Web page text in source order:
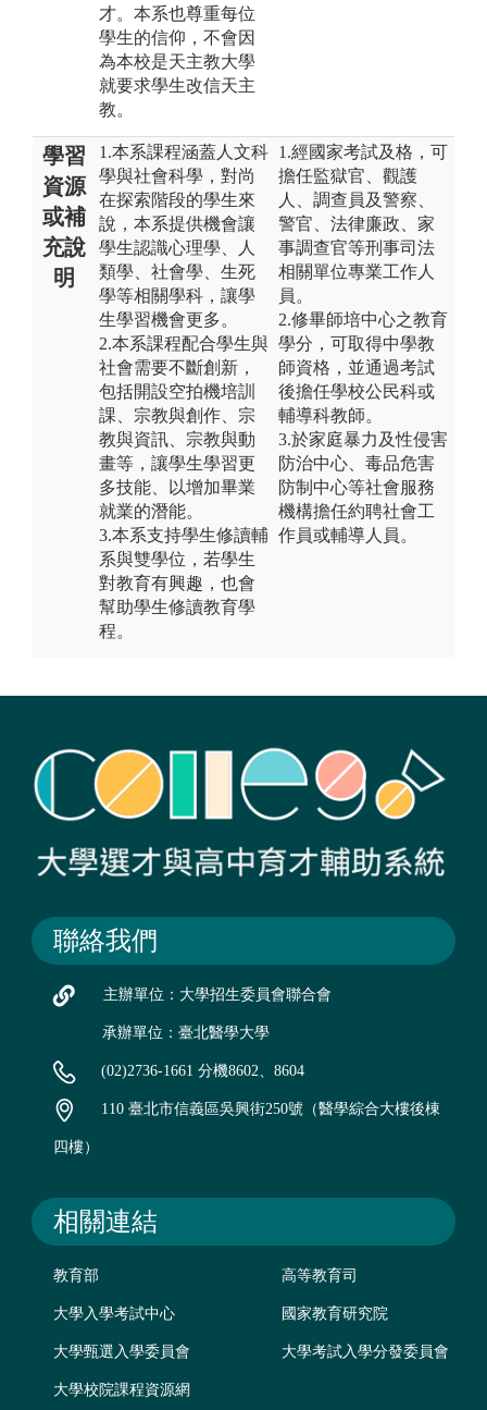
才。本系也尊重每位
學生的信仰，不會因
為本校是天主教大學
就要求學生改信天主
教。
學習
資源
或補
充說
明
1.本系課程涵蓋人文科
學與社會科學，對尚
在探索階段的學生來
說，本系提供機會讓
學生認識心理學、人
類學、社會學、生死
學等相關學科，讓學
生學習機會更多。
2.本系課程配合學生與
社會需要不斷創新，
包括開設空拍機培訓
課、宗教與創作、宗
教與資訊、宗教與動
畫等，讓學生學習更
多技能、以增加畢業
就業的潛能。
3.本系支持學生修讀輔
系與雙學位，若學生
對教育有興趣，也會
幫助學生修讀教育學
程。
1.經國家考試及格，可
擔任監獄官、觀護
人、調查員及警察、
警官、法律廉政、家
事調查官等刑事司法
相關單位專業工作人
員。
2.修畢師培中心之教育
學分，可取得中學教
師資格，並通過考試
後擔任學校公民科或
輔導科教師。
3.於家庭暴力及性侵害
防治中心、毒品危害
防制中心等社會服務
機構擔任約聘社會工
作員或輔導人員。
聯絡我們
主辦單位：大學招生委員會聯合會
承辦單位：臺北醫學大學
(02)2736-1661 分機8602、8604
110 臺北市信義區吳興街250號（醫學綜合大樓後棟
四樓）
相關連結
教育部 高等教育司
大學入學考試中心 國家教育研究院
大學甄選入學委員會 大學考試入學分發委員會
大學校院課程資源網